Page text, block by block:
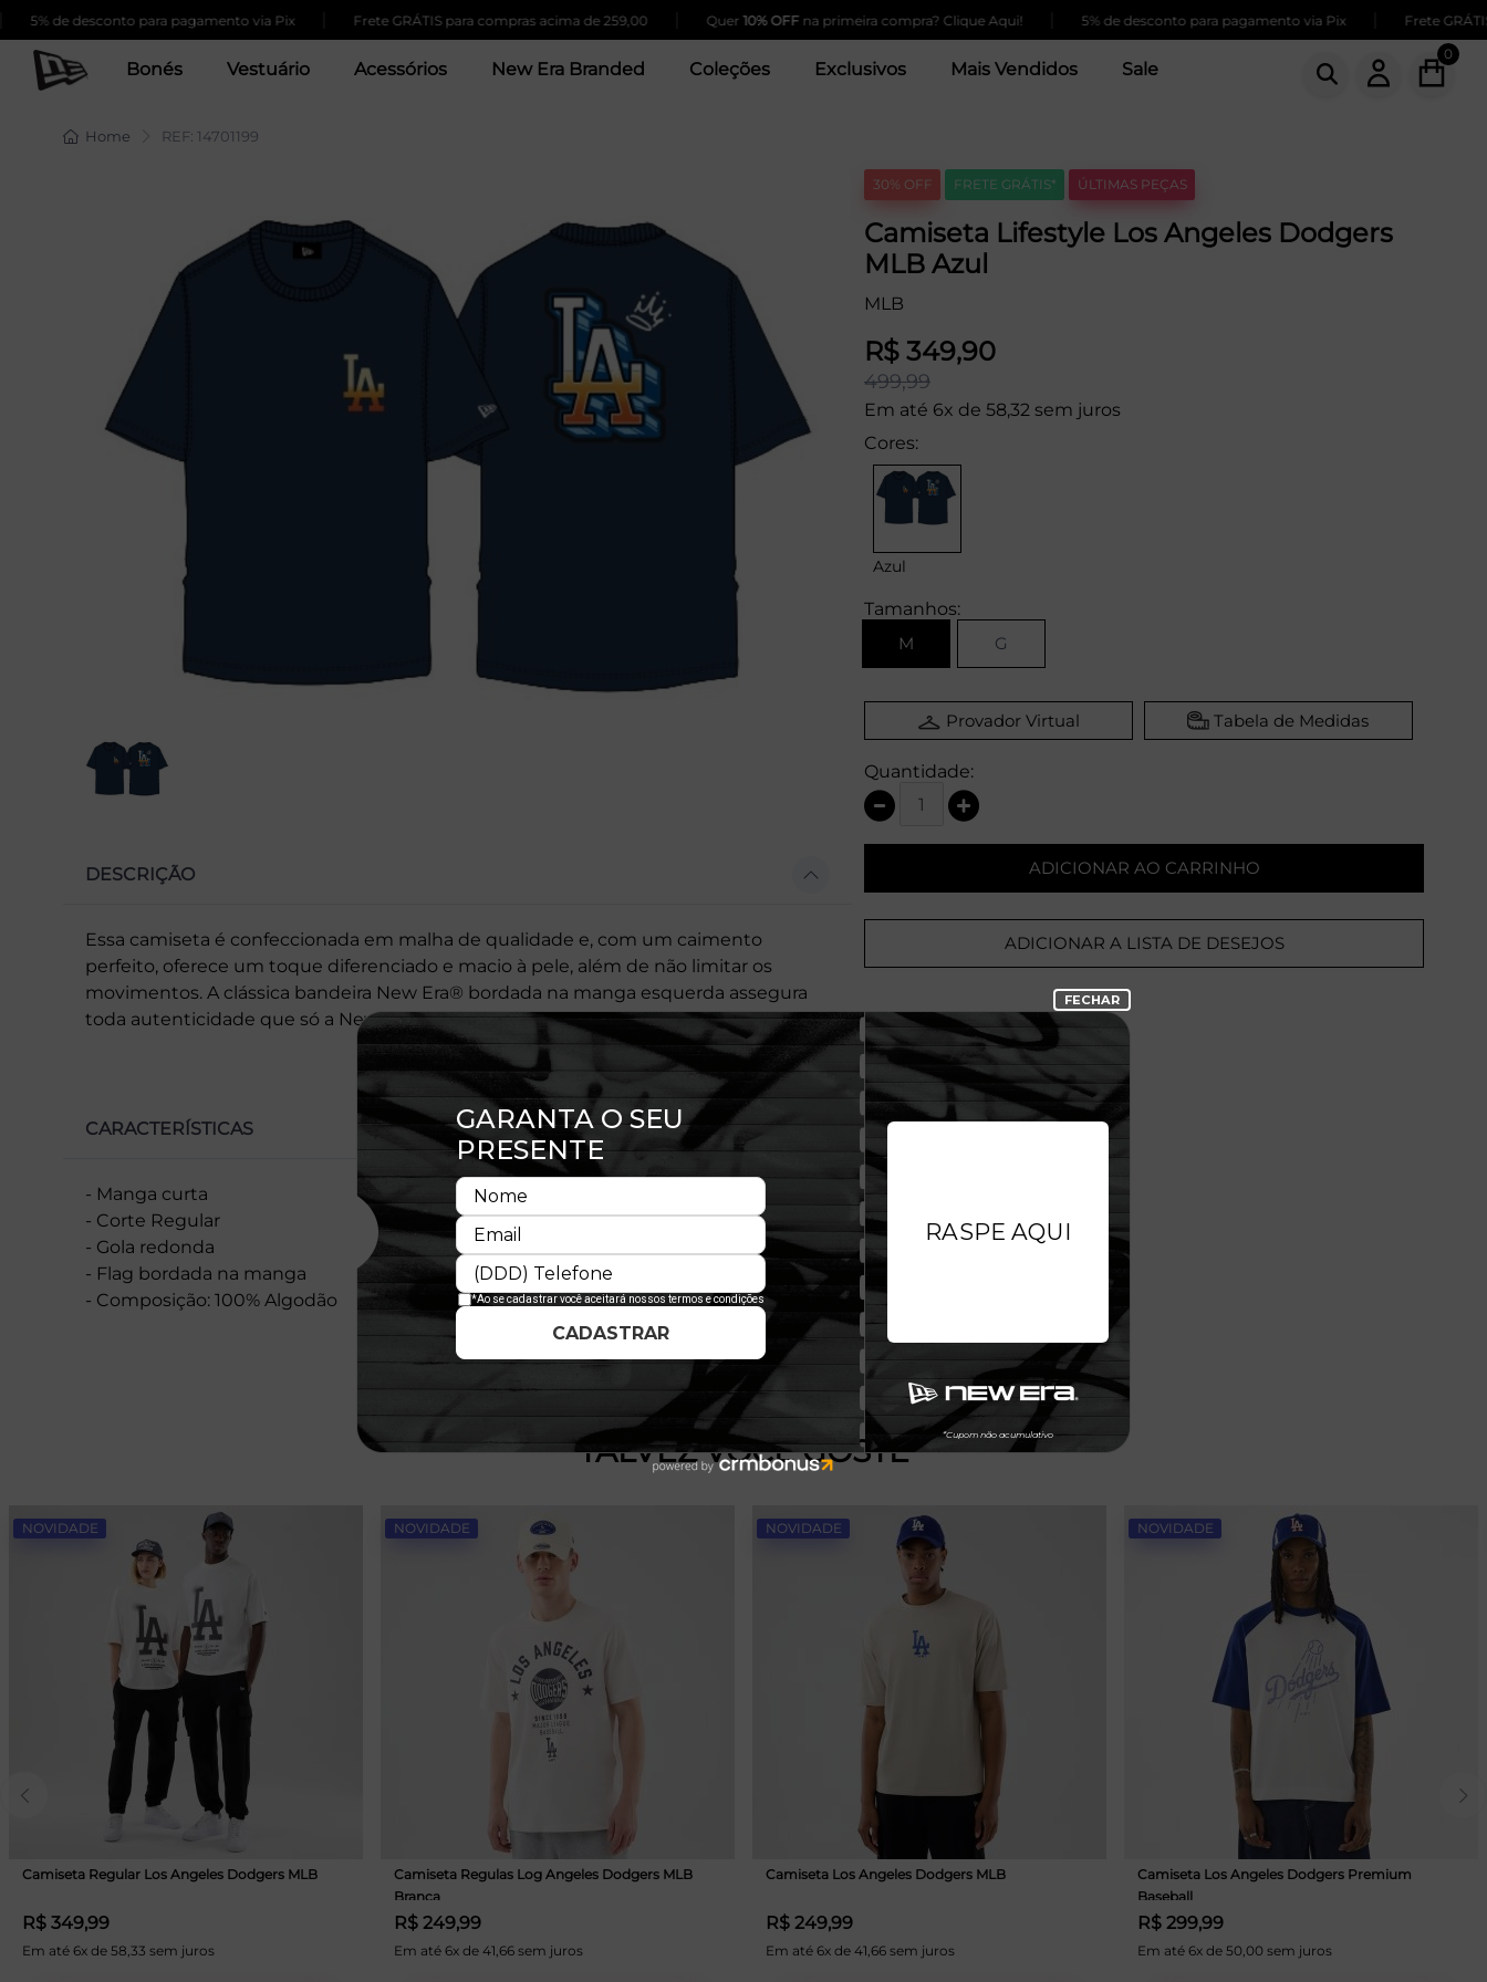
5% de desconto para pagamento via Pix | Frete GRÁTIS para compras acima de 259,00 | Quer10% OFF na primeira compra? Clique Aqui! | 5% de desconto para pagamento via Pix | Frete GRÁTIS
Bonés Vestuário Acessórios New Era Branded Coleções Exclusivos Mais Vendidos Sale
0
Home REF: 14701199
DESCRIÇÃO
Essa camiseta é confeccionada em malha de qualidade e, com um caimento
perfeito, oferece um toque diferenciado e macio à pele, além de não limitar os
movimentos. A clássica bandeira New Era® bordada na manga esquerda assegura
toda autenticidade que só a New Era® proporciona.
CARACTERÍSTICAS
- Manga curta
- Corte Regular
- Gola redonda
- Flag bordada na manga
- Composição: 100% Algodão
30% OFF FRETE GRÁTIS* ÚLTIMAS PEÇAS
Camiseta Lifestyle Los Angeles Dodgers
MLB Azul
MLB
R$ 349,90
499,99
Em até 6x de 58,32 sem juros
Cores:
Azul
Tamanhos:
M
G
Provador Virtual Tabela de Medidas
Quantidade:
ADICIONAR AO CARRINHO
ADICIONAR A LISTA DE DESEJOS
TALVEZ VOCÊ GOSTE
NOVIDADE
Camiseta Regular Los Angeles Dodgers MLB
R$ 349,99
Em até 6x de 58,33 sem juros
NOVIDADE
Camiseta Regulas Log Angeles Dodgers MLB
Branca
R$ 249,99
Em até 6x de 41,66 sem juros
NOVIDADE
Camiseta Los Angeles Dodgers MLB
R$ 249,99
Em até 6x de 41,66 sem juros
NOVIDADE
Camiseta Los Angeles Dodgers Premium
Baseball
R$ 299,99
Em até 6x de 50,00 sem juros